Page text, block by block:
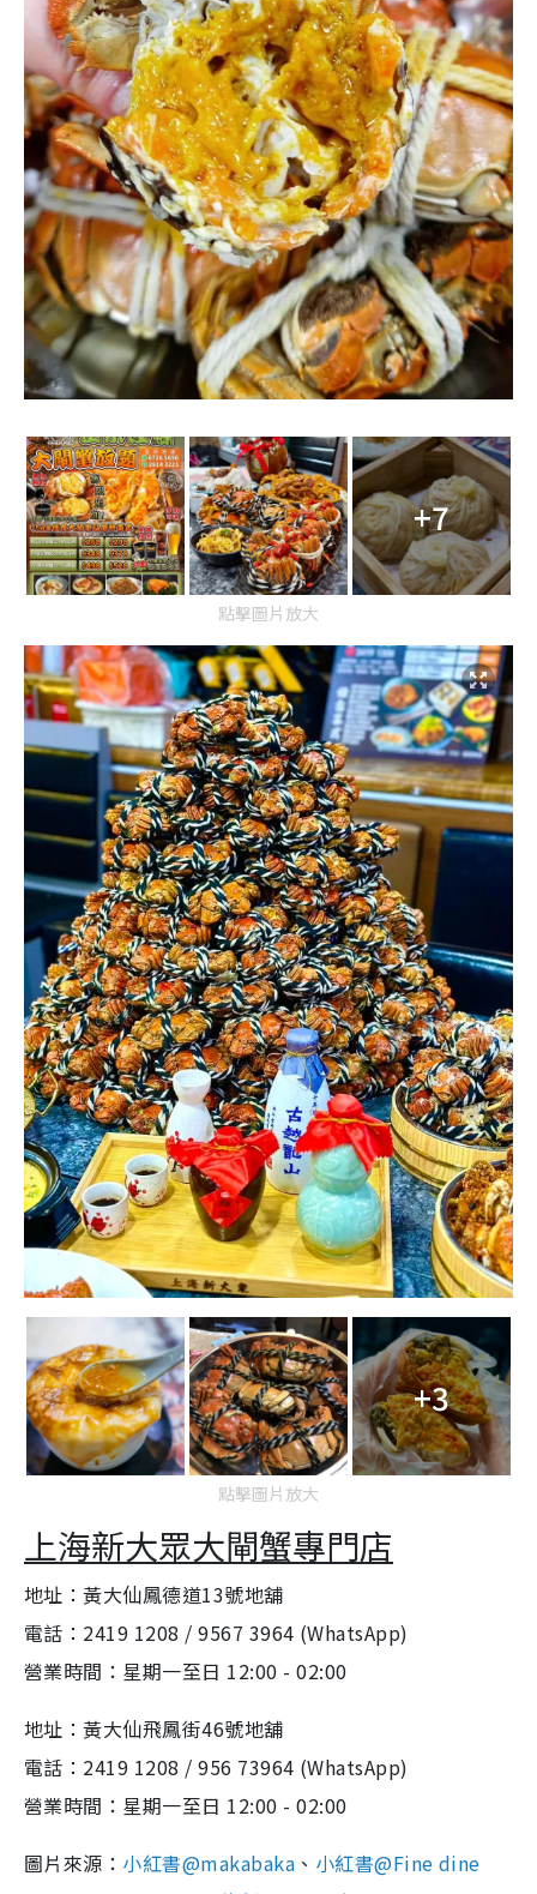
+7
點擊圖片放大
+3
點擊圖片放大
上海新大眾大閘蟹專門店
地址：黃大仙鳳德道13號地舖
電話：2419 1208 / 9567 3964 (WhatsApp)
營業時間：星期一至日 12:00 - 02:00
地址：黃大仙飛鳳街46號地舖
電話：2419 1208 / 956 73964 (WhatsApp)
營業時間：星期一至日 12:00 - 02:00
圖片來源： 小紅書@makabaka 、 小紅書@Fine dine